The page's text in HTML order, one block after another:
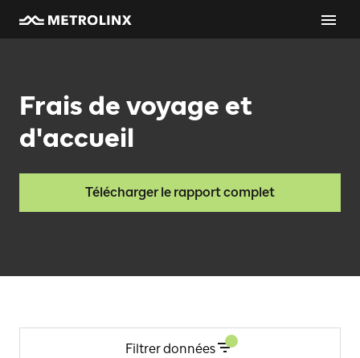
Frais de voyage et
d'accueil
Télécharger le rapport complet
Filtrer données